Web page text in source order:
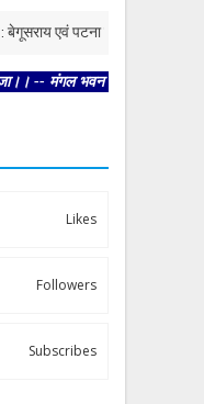
पटना की घटनाओं पर स्वास्थ्य विभाग
अमंगल हारी। द्रवहु सुदसरथ
Likes
Followers
Subscribes